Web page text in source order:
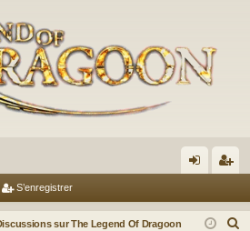
ne nr
S’enregistrer
sur The Legend Of Dragoon